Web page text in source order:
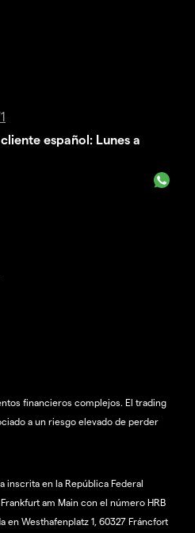
español: Lunes a
financieros complejos. El trading
a un riesgo elevado de perder
inscrita en la República Federal
am Main con el número HRB
en Westhafenplatz 1, 60327 Fráncfort